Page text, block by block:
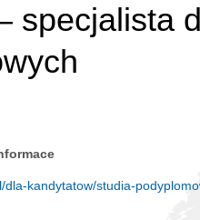
specjalista
dla-kandytatow/studia-